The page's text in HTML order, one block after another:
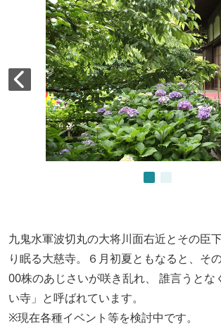
九鬼水軍波切丸の大将川面右近とその臣
り眠る大慈寺。６月初夏ともなると、そ
00株のあじさいが咲き乱れ、 誰言うとな
い寺」と呼ばれています。
※現在各種イベント等を検討中です。